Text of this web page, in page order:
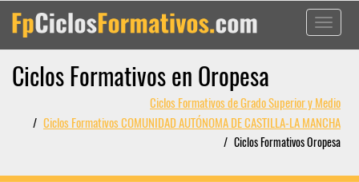
Toggle
Ciclos Formativos en Oropesa
Ciclos Formativos de Grado Superior y Medio
Ciclos Formativos COMUNIDAD AUTÓNOMA DE CASTILLA-LA MANCHA
Ciclos Formativos Oropesa